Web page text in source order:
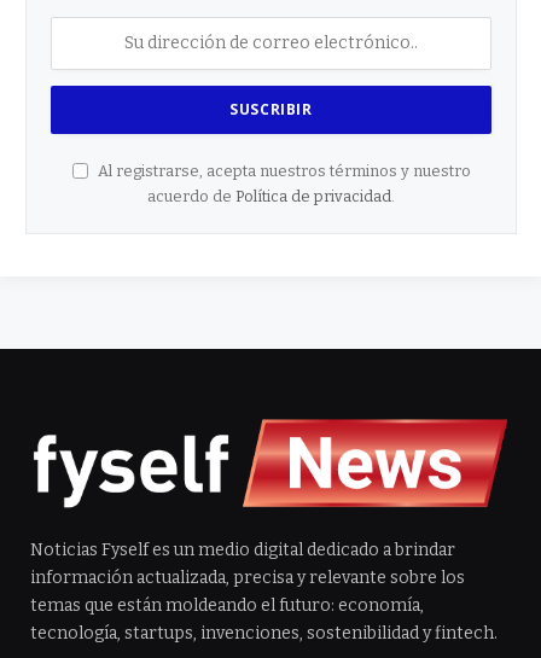
Al registrarse, acepta nuestros términos y nuestro
acuerdo de Política de privacidad
Noticias Fyself es un medio digital dedicado a brindar
información actualizada, precisa y relevante sobre los
temas que están moldeando el futuro: economía,
tecnología, startups, invenciones, sostenibilidad y fintech.